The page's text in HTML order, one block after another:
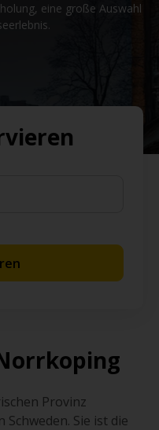
eine große Auswahl
Provinz
Sie ist die